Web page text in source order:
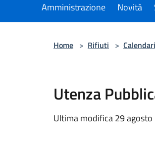
Amministrazione Novità
Home > Rifiuti >
Utenza
Ultima modifica 29